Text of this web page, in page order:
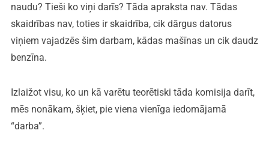
naudu? Tieši ko viņi darīs? Tāda apraksta nav. Tādas
skaidrības nav, toties ir skaidrība, cik dārgus datorus
viņiem vajadzēs šim darbam, kādas mašīnas un cik daudz
benzīna.
Izlaižot visu, ko un kā varētu teorētiski tāda komisija darīt,
mēs nonākam, šķiet, pie viena vienīga iedomājamā
“darba”.